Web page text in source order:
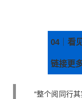
04｜ 看
链接更
“整个阅同行